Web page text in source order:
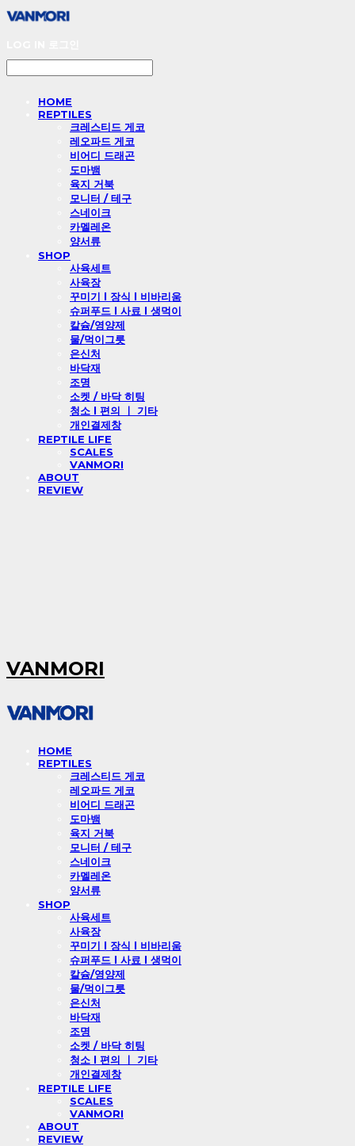
HOME
REPTILES
크레스티드 게코
레오파드 게코
비어디 드래곤
도마뱀
육지 거북
모니터 / 테구
스네이크
카멜레온
양서류
SHOP
사육세트
사육장
꾸미기 l 장식 l 비바리움
슈퍼푸드 l 사료 l 생먹이
칼슘/영양제
물/먹이그릇
은신처
바닥재
조명
소켓 / 바닥 히팅
청소 l 편의 ㅣ 기타
개인결제창
REPTILE LIFE
SCALES
VANMORI
ABOUT
REVIEW
VANMORI
HOME
REPTILES
크레스티드 게코
레오파드 게코
비어디 드래곤
도마뱀
육지 거북
모니터 / 테구
스네이크
카멜레온
양서류
SHOP
사육세트
사육장
꾸미기 l 장식 l 비바리움
슈퍼푸드 l 사료 l 생먹이
칼슘/영양제
물/먹이그릇
은신처
바닥재
조명
소켓 / 바닥 히팅
청소 l 편의 ㅣ 기타
개인결제창
REPTILE LIFE
SCALES
VANMORI
ABOUT
REVIEW